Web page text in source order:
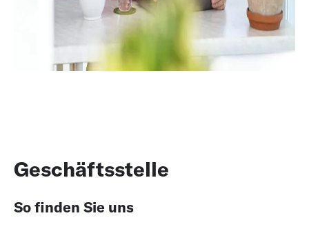
Geschäftsstelle
So finden Sie uns